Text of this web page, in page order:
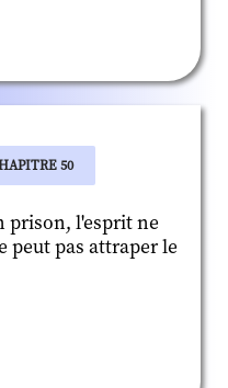
50
prison, l'esprit ne
peut pas attraper le